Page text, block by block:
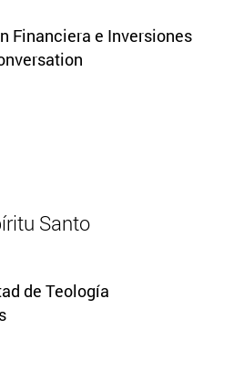
Financiera e Inversiones
Santo
de Teología